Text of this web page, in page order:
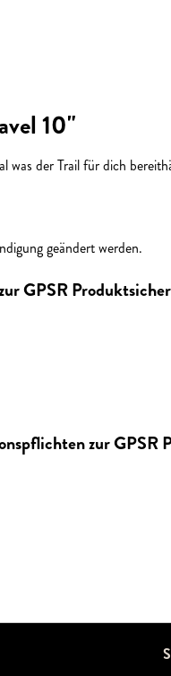
10"
der Trail für dich
geändert werden.
GPSR
zur GPSR